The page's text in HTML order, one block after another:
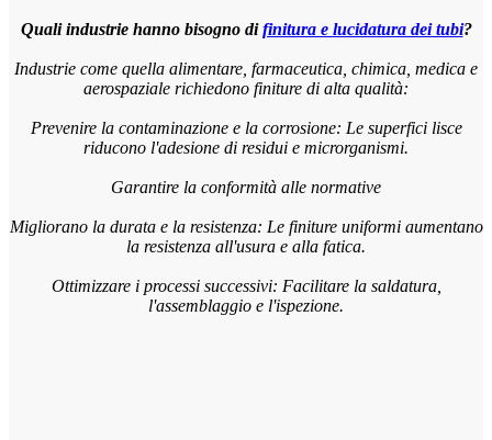
Quali industrie hanno bisogno difinitura e lucidatura dei tubi?
Industrie come quella alimentare, farmaceutica, chimica, medica e
aerospaziale richiedono finiture di alta qualità:
Prevenire la contaminazione e la corrosione: Le superfici lisce
riducono l'adesione di residui e microrganismi.
Garantire la conformità alle normative
Migliorano la durata e la resistenza: Le finiture uniformi aumentano
la resistenza all'usura e alla fatica.
Ottimizzare i processi successivi: Facilitare la saldatura,
l'assemblaggio e l'ispezione.